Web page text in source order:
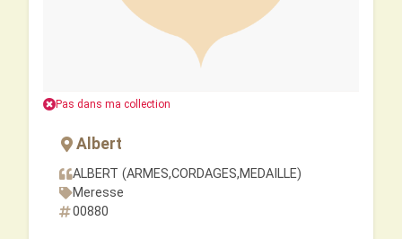
Pas dans ma collection
Albert
ALBERT (ARMES,CORDAGES,MEDAILLE)
Meresse
00880